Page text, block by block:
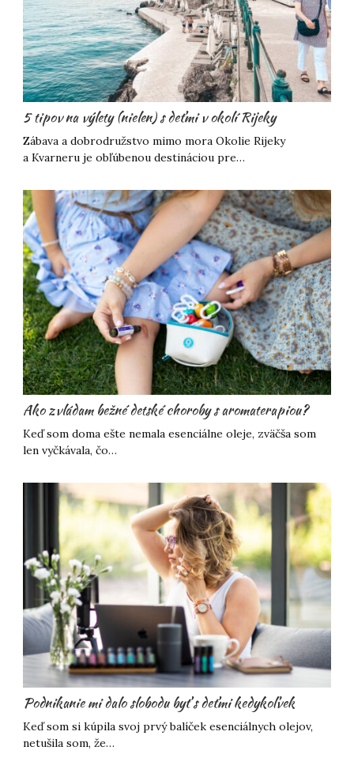
5 tipov na výlety (nielen) s deťmi v okolí Rijeky
Zábava a dobrodružstvo mimo mora Okolie Rijeky
a Kvarneru je obľúbenou destináciou pre…
Ako zvládam bežné detské choroby s aromaterapiou?
Keď som doma ešte nemala esenciálne oleje, zväčša som
len vyčkávala, čo…
Podnikanie mi dalo slobodu byť s deťmi kedykoľvek
Keď som si kúpila svoj prvý balíček esenciálnych olejov,
netušila som, že…